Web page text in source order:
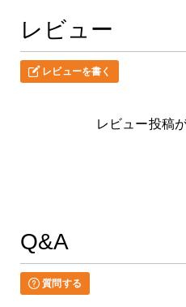
レビュー
レビューを書く
レビュー投稿
Q&A
質問する